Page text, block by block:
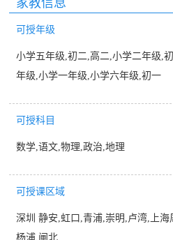
家教信息
可授年级
小学五年级,初二,高二,小学二年级,
年级,小学一年级,小学六年级,初一
可授科目
数学,语文,物理,政治,地理
可授课区域
深圳 静安,虹口,青浦,崇明,卢湾,上
杨浦,闸北